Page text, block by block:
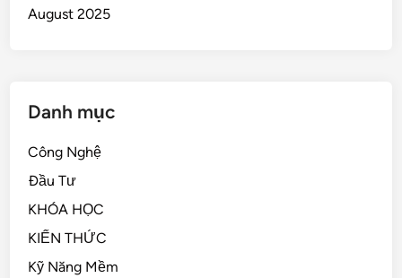
August 2025
Danh mục
Công Nghệ
Đầu Tư
KHÓA HỌC
KIẾN THỨC
Kỹ Năng Mềm